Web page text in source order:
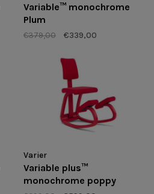
Variable™ monochrome
Plum
€379,00 €339,00
Varier
Variable plus™
monochrome poppy